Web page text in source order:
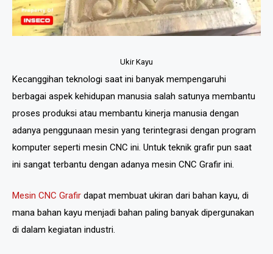
Ukir Kayu
Kecanggihan teknologi saat ini banyak mempengaruhi
berbagai aspek kehidupan manusia salah satunya membantu
proses produksi atau membantu kinerja manusia dengan
adanya penggunaan mesin yang terintegrasi dengan program
komputer seperti mesin CNC ini. Untuk teknik grafir pun saat
ini sangat terbantu dengan adanya mesin CNC Grafir ini.
Mesin CNC Grafir dapat membuat ukiran dari bahan kayu, di
mana bahan kayu menjadi bahan paling banyak dipergunakan
di dalam kegiatan industri.